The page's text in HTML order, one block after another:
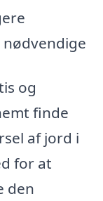
og
finde
af jord i
for at
den